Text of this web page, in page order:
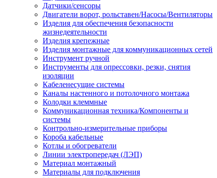
Датчики/сенсоры
Двигатели ворот, рольставен/Насосы/Вентиляторы
Изделия для обеспечения безопасности
жизнедеятельности
Изделия крепежные
Изделия монтажные для коммуникационных сетей
Инструмент ручной
Инструменты для опрессовки, резки, снятия
изоляции
Кабеленесущие системы
Каналы настенного и потолочного монтажа
Колодки клеммные
Коммуникационная техника/Компоненты и
системы
Контрольно-измерительные приборы
Короба кабельные
Котлы и обогреватели
Линии электропередач (ЛЭП)
Материал монтажный
Материалы для подключения